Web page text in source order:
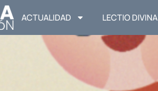
ACTUALIDAD LECTIO DIVINA